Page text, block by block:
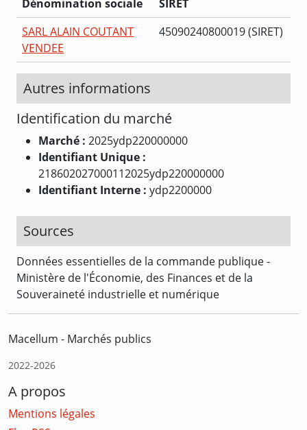
Dénomination sociale
SIRET
SARL ALAIN COUTANT
VENDEE
45090240800019 (SIRET)
Autres informations
Identification du marché
Marché : 2025ydp220000000
Identifiant Unique :
218602027000112025ydp220000000
Identifiant Interne : ydp2200000
Sources
Données essentielles de la commande publique -
Ministère de l'Économie, des Finances et de la
Souveraineté industrielle et numérique
Macellum - Marchés publics
2022-2026
A propos
Mentions légales